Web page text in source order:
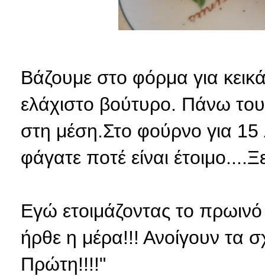
Βάζουμε στο φόρμα για
ελάχιστο βούτυρο. Πάνω
στη μέση.Στο φούρνο για 15
φάγατε ποτέ είναι
Εγώ ετοιμάζοντας το
ήρθε η μέρα!!! Ανοίγουν τα
Πρώτη!!!!"